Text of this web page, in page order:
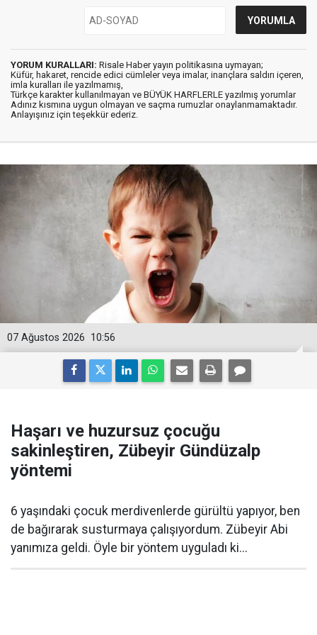
YORUM KURALLARI: Risale Haber yayın politikasına uymayan;
Küfür, hakaret, rencide edici cümleler veya imalar, inançlara saldırı içeren,
imla kuralları ile yazılmamış,
Türkçe karakter kullanılmayan ve BÜYÜK HARFLERLE yazılmış yorumlar
Adınız kısmına uygun olmayan ve saçma rumuzlar onaylanmamaktadır.
Anlayışınız için teşekkür ederiz.
10:56
07 Ağustos 2026
Haşarı ve huzursuz çocuğu
sakinleştiren, Zübeyir Gündüzalp
yöntemi
6 yaşındaki çocuk merdivenlerde gürültü yapıyor, ben
de bağırarak susturmaya çalışıyordum. Zübeyir Abi
yanımıza geldi. Öyle bir yöntem uyguladı ki...